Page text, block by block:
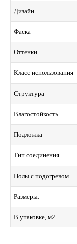
Дизайн
Фаска
Оттенки
Класс использования
Структура
Влагостойкость
Подложка
Тип соединения
Полы с подогревом
Размеры:
В упаковке, м2